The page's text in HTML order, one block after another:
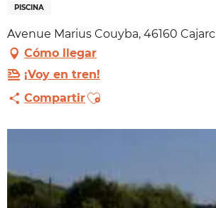
PISCINA
Avenue Marius Couyba, 46160 Cajarc
Cómo llegar
¡Voy en tren!
CompartirAjouter aux favoris